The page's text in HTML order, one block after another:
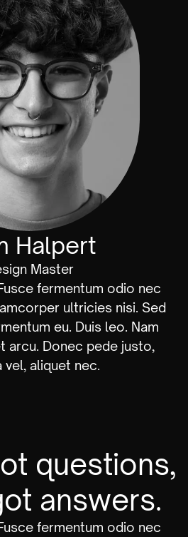
Halpert
Master
fermentum odio nec
ultricies nisi. Sed
eu. Duis leo. Nam
arcu. Donec pede justo,
vel, aliquet nec.
questions,
answers.
fermentum odio nec